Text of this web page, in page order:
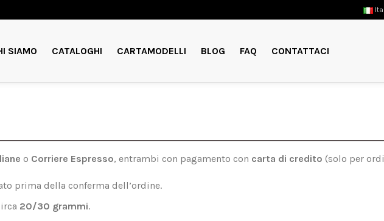
SIAMO CATALOGHI CARTAMODELLI BLOG FAQ
CONTATTACI
o Corriere Espresso, entrambi con pagamento con carta di credito (solo per
prima della conferma dell’ordine.
20/30 grammi.